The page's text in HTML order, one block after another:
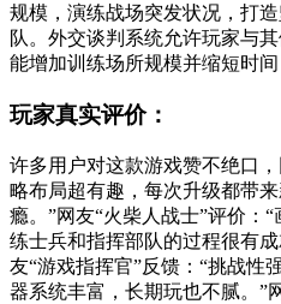
规模，演练战场突发状况，打
队。外交谈判系统允许玩家与
能增加训练场所规模并缩短时间
玩家真实评价：
许多用户对这款游戏赞不绝口
略布局超有趣，每次升级都带
瘾。”网友“火柴人战士”评价：
练士兵和指挥部队的过程很有
友“游戏指挥官”反馈：“挑战性
器系统丰富，长期玩也不腻。”